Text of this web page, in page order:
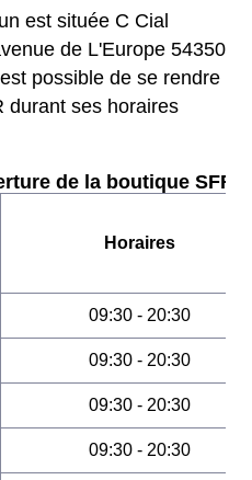
est située C Cial
de L'Europe 54350
possible de se rendre
durant ses horaires
de la boutique SFR :
Horaires
09:30 - 20:30
09:30 - 20:30
09:30 - 20:30
09:30 - 20:30